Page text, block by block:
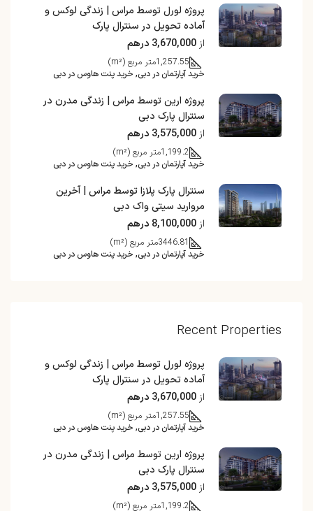
پروژه لورل توسط مراس | زندگی لوکس و
آماده تحویل در سنترال پارک
از 3,670,000 درهم
1,257.55متر مربع (m²)
خرید آپارتمان در دبی, خرید پنت هاوس در دبی
پروژه ارین توسط مراس | زندگی مدرن در
سنترال پارک دبی
از 3,575,000 درهم
1,199.2متر مربع (m²)
خرید آپارتمان در دبی, خرید پنت هاوس در دبی
سنترال پارک پلازا توسط مراس | آخرین
مروارید سیتی واک دبی
از 8,100,000 درهم
3446.81متر مربع (m²)
خرید آپارتمان در دبی, خرید پنت هاوس در دبی
Recent Properties
پروژه لورل توسط مراس | زندگی لوکس و
آماده تحویل در سنترال پارک
از 3,670,000 درهم
1,257.55متر مربع (m²)
خرید آپارتمان در دبی, خرید پنت هاوس در دبی
پروژه ارین توسط مراس | زندگی مدرن در
سنترال پارک دبی
از 3,575,000 درهم
1,199.2متر مربع (m²)